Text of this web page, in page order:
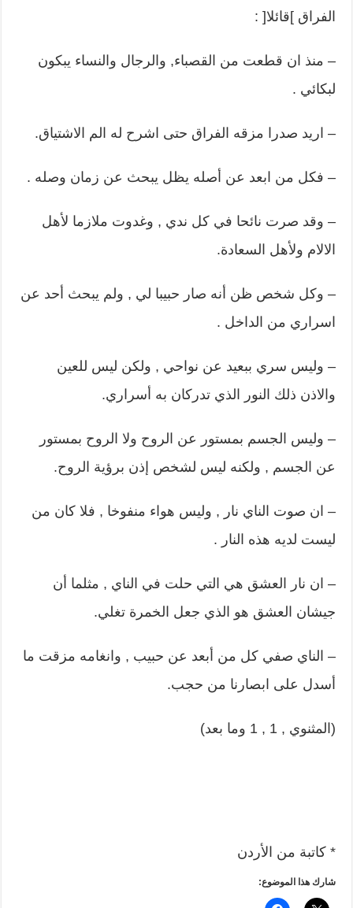
الفراق ]قائلا[ :
– منذ ان قطعت من القصباء, والرجال والنساء يبكون
لبكائي .
– اريد صدرا مزقه الفراق حتى اشرح له الم الاشتياق.
– فكل من ابعد عن أصله يظل يبحث عن زمان وصله .
– وقد صرت نائحا في كل ندي , وغدوت ملازما لأهل
الالام ولأهل السعادة.
– وكل شخص ظن أنه صار حبيبا لي , ولم يبحث أحد عن
اسراري من الداخل .
– وليس سري ببعيد عن نواحي , ولكن ليس للعين
والاذن ذلك النور الذي تدركان به أسراري.
– وليس الجسم بمستور عن الروح ولا الروح بمستور
عن الجسم , ولكنه ليس لشخص إذن برؤية الروح.
– ان صوت الناي نار , وليس هواء منفوخا , فلا كان من
ليست لديه هذه النار .
– ان نار العشق هي التي حلت في الناي , مثلما أن
جيشان العشق هو الذي جعل الخمرة تغلي.
– الناي صفي كل من أبعد عن حبيب , وانغامه مزقت ما
أسدل على ابصارنا من حجب.
(المثنوي , 1 , 1 وما بعد)
* كاتبة من الأردن
شارك هذا الموضوع: